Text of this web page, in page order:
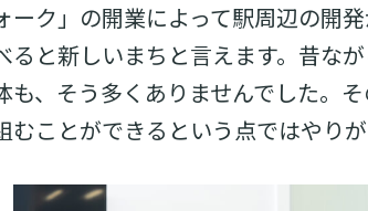
ーク」の開業によって駅周辺の開
ると新しいまちと言えます。昔な
も、そう多くありませんでした。
むことができるという点ではやりが